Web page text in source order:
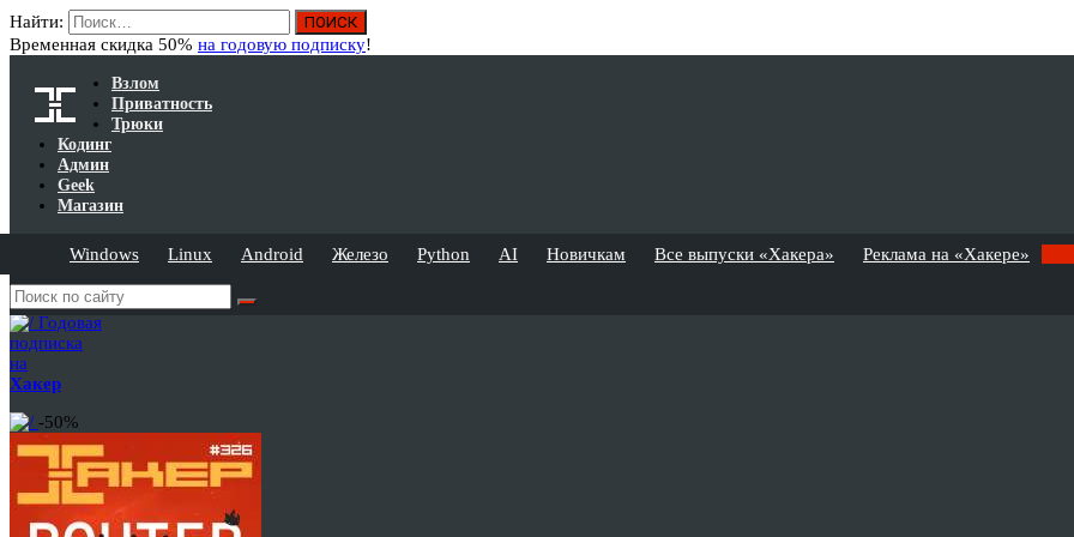
Найти:
Временная скидка 50% на годовую подписку!
Взлом
Приватность
Трюки
Кодинг
Админ
Geek
Магазин
Windows Linux Android Железо Python AI Новичкам Все выпуски «Хакера» Реклама на «Хакере»
Годовая
подписка
на
Хакер
-50%